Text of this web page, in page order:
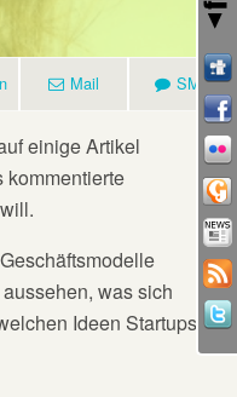
Mail SMS
einige Artikel
kommentierte
was sich
Ideen Startups